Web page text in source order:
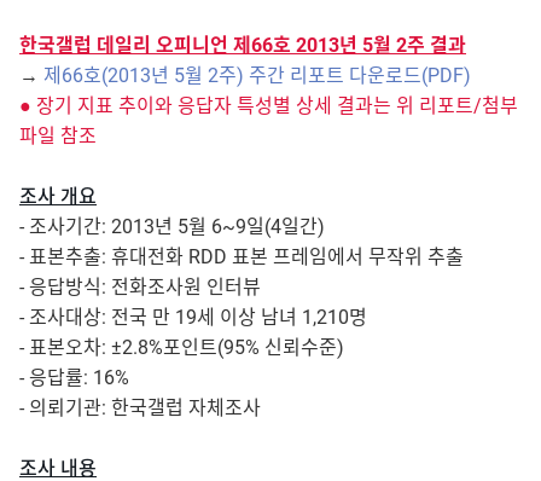
한국갤럽 데일리 오피니언 제66호 2013년 5월 2주 결과
→ 제66호(2013년 5월 2주) 주간 리포트 다운로드(PDF)
● 장기 지표 추이와 응답자 특성별 상세 결과는 위 리포트/첨부
파일 참조
조사 개요
- 조사기간: 2013년 5월 6~9일(4일간)
- 표본추출: 휴대전화 RDD 표본 프레임에서 무작위 추출
- 응답방식: 전화조사원 인터뷰
- 조사대상: 전국 만 19세 이상 남녀 1,210명
- 표본오차: ±2.8%포인트(95% 신뢰수준)
- 응답률: 16%
- 의뢰기관: 한국갤럽 자체조사
조사 내용